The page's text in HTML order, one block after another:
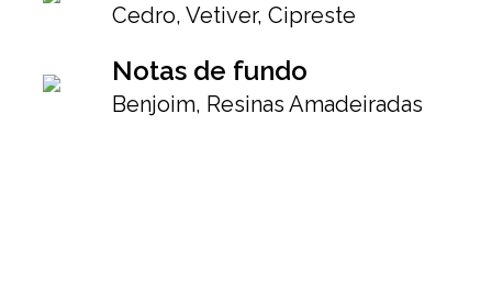
Cedro, Vetiver, Cipreste
Notas de fundo
Benjoim, Resinas Amadeiradas